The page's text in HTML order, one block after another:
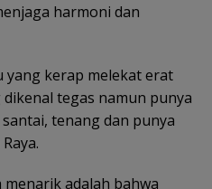
harmoni dan
yang kerap melekat erat
tegas namun punya
tenang dan punya
adalah bahwa